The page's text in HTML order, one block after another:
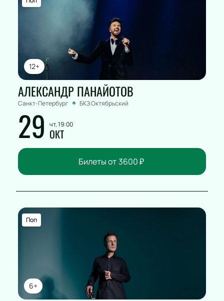
сотрудников или партнеров.
12+
АЛЕКСАНДР ПАНАЙОТОВ
Санкт-Петербург БКЗ Октябрьский
29 чт, 19:00
ОКТ
Билеты от 3600₽
6+
Поп